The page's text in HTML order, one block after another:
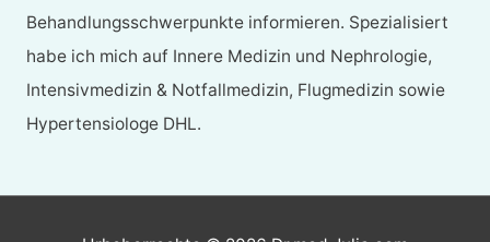
Behandlungsschwerpunkte informieren. Spezialisiert
habe ich mich auf Innere Medizin und Nephrologie,
Intensivmedizin & Notfallmedizin, Flugmedizin sowie
Hypertensiologe DHL.